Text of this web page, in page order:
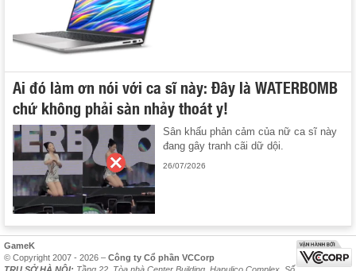
Ai đó làm ơn nói với ca sĩ này: Đây là WATERBOMB
chứ không phải sàn nhảy thoát y!
Sân khấu phản cảm của nữ ca sĩ này
đang gây tranh cãi dữ dội.
26/07/2026
GameK
© Copyright 2007 - 2026 – Công ty Cổ phần VCCorp